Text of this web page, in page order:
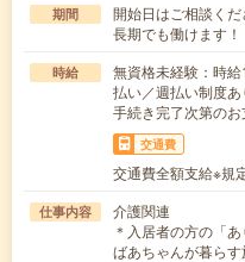
期間
開始日はご相談く
長期でも働けます！
時給
無資格未経験：時
払い／週払い制度
手続き完了次第のお
交通費
交通費全額支給※規
仕事内容
介護関連
＊入居者の方の「
ばあちゃんが暮ら